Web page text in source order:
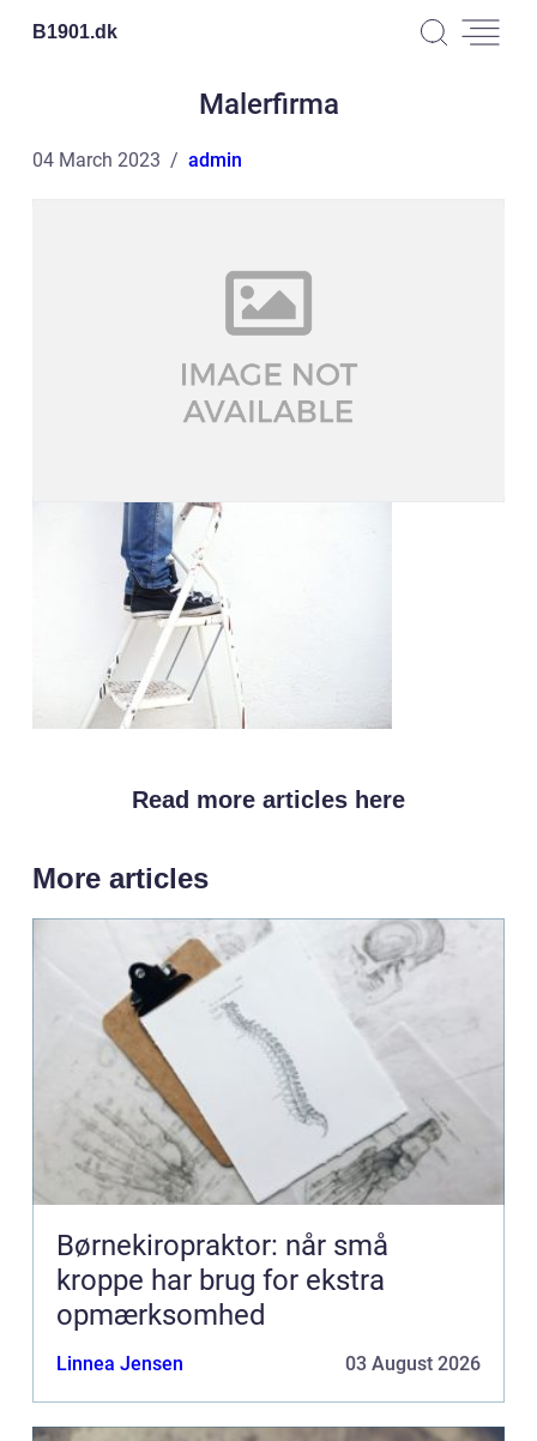
B1901.dk
Malerfirma
04 March 2023 admin
Read more articles here
More articles
Børnekiropraktor: når små
kroppe har brug for ekstra
opmærksomhed
Linnea Jensen 03 August 2026